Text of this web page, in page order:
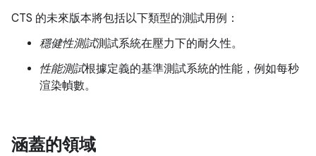
CTS 的未來版本將包括以下類型的測試用例：
穩健性測試測試系統在壓力下的耐久性。
性能測試根據定義的基準測試系統的性能，例如每秒
渲染幀數。
涵蓋的領域